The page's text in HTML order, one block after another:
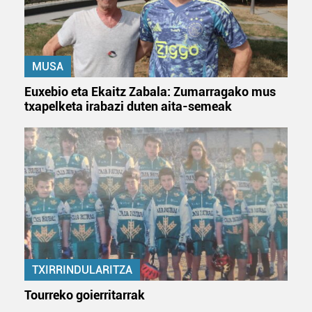
erabiltzeko baimen esplizitua ematen diguzu.Gehiago
irakurri
MUSA
Euxebio eta Ekaitz Zabala: Zumarragako mus
txapelketa irabazi duten aita-semeak
TXIRRINDULARITZA
Tourreko goierritarrak